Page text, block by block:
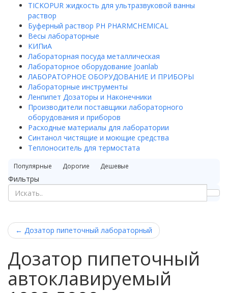
TICKOPUR жидкость для ультразвуковой ванны
раствор
Буферный раствор PH PHARMCHEMICAL
Весы лабораторные
КИПиА
Лабораторная посуда металлическая
Лабораторное оборудование Joanlab
ЛАБОРАТОРНОЕ ОБОРУДОВАНИЕ И ПРИБОРЫ
Лабораторные инструменты
Ленпипет Дозаторы и Наконечники
Производители поставщики лабораторного
оборудования и приборов
Расходные материалы для лаборатории
Синтанол чистящие и моющие средства
Теплоноситель для термостата
Популярные Дорогие Дешевые
Фильтры
← Дозатор пипеточный лабораторный
Дозатор пипеточный
автоклавируемый